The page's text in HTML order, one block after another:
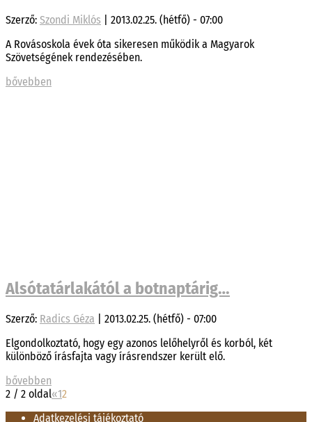
Szerző: Szondi Miklós
2013.02.25. (hétfő) - 07:00
A Rovásoskola évek óta sikeresen működik a Magyarok
Szövetségének rendezésében.
bővebben
Alsótatárlakától a botnaptárig…
Szerző: Radics Géza
2013.02.25. (hétfő) - 07:00
Elgondolkoztató, hogy egy azonos lelőhelyről és korból, két
különböző írásfajta vagy írásrendszer került elő.
bővebben
2 / 2 oldal«12
Adatkezelési tájékoztató